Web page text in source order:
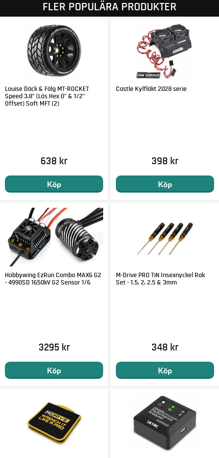
FLER POPULÄRA PRODUKTER
Louise Däck & Fälg MT-ROCKET
Speed 3,8" (Lös Hex 0" & 1/2"
Offset) Soft MFT (2)
638 kr
Köp
Castle Kylfläkt 2028 serie
398 kr
Köp
Hobbywing EzRun Combo MAX6 G2
- 4990SD 1650kV G2 Sensor 1/6
3295 kr
Köp
M-Drive PRO TiN Insexnyckel Rak
Set - 1.5, 2, 2.5 & 3mm
348 kr
Köp